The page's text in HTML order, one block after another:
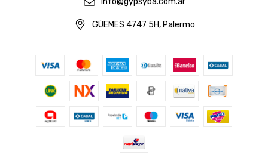
GÜEMES 4747 5H, Palermo